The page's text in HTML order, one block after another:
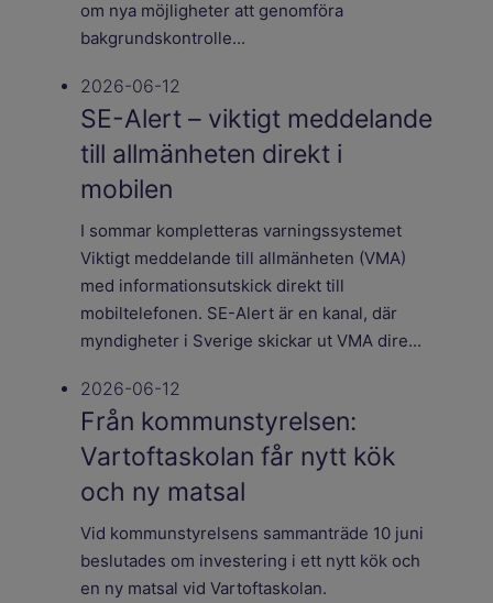
om nya möjligheter att genomföra
bakgrundskontrolle...
2026-06-12
SE-Alert – viktigt meddelande
till allmänheten direkt i
mobilen
I sommar kompletteras varningssystemet
Viktigt meddelande till allmänheten (VMA)
med informationsutskick direkt till
mobiltelefonen. SE-Alert är en kanal, där
myndigheter i Sverige skickar ut VMA dire...
2026-06-12
Från kommunstyrelsen:
Vartoftaskolan får nytt kök
och ny matsal
Vid kommunstyrelsens sammanträde 10 juni
beslutades om investering i ett nytt kök och
en ny matsal vid Vartoftaskolan.